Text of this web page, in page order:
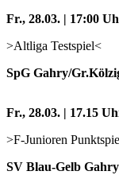
Fr., 28.03. | 17:00
>Altliga Testspiel<
SpG Gahry/
Fr., 28.03. | 17.15
>F-Junioren
SV Blau-Gelb Gahry